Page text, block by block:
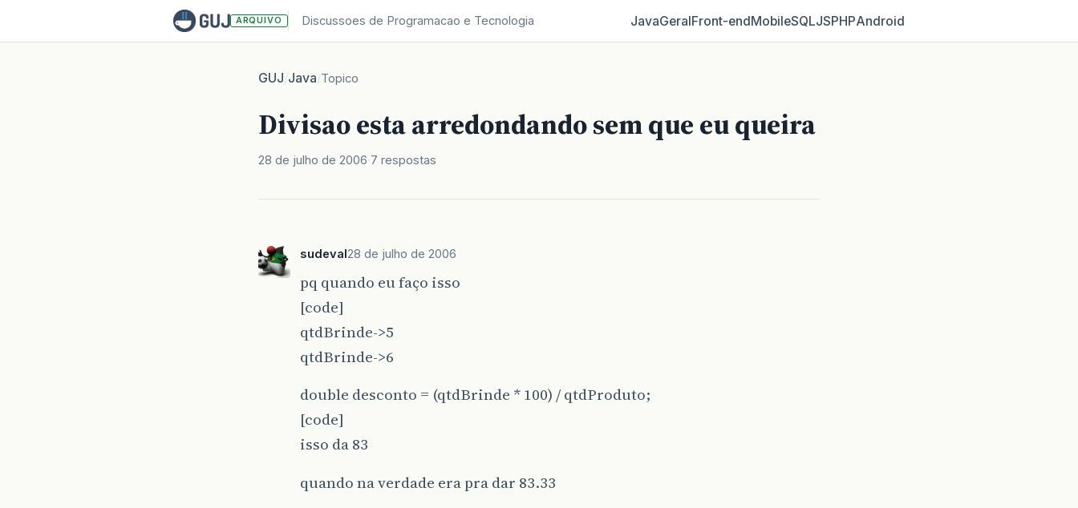
ARQUIVO Discussoes de Programacao e Tecnologia JavaGeralFront‑endMobileSQLJSPHPAndroid
GUJ/Java/Topico
Divisao esta arredondando sem que eu queira
28 de julho de 2006 7 respostas
sudeval28 de julho de 2006
pq quando eu faço isso
[code]
qtdBrinde->5
qtdBrinde->6
double desconto = (qtdBrinde * 100) / qtdProduto;
[code]
isso da 83
quando na verdade era pra dar 83.33